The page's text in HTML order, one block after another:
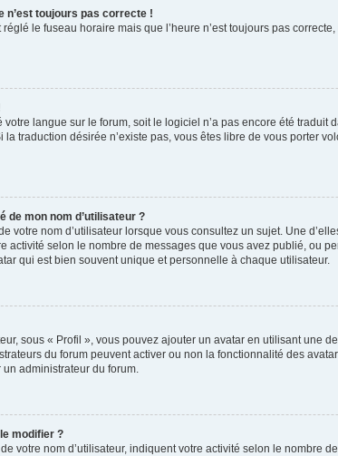
n’est toujours pas correcte !
le fuseau horaire mais que l’heure n’est toujours pas
langue sur le forum, soit le logiciel n’a pas encore été
traduction désirée n’existe pas, vous êtes libre de vous porter
de mon nom d’utilisateur ?
votre nom d’utilisateur lorsque vous consultez un sujet. Une
activité selon le nombre de messages que vous avez publié, ou
qui est bien souvent unique et personnelle à chaque utilisateur.
sous « Profil », vous pouvez ajouter un avatar en utilisant une
du forum peuvent activer ou non la fonctionnalité des
un administrateur du forum.
modifier ?
votre nom d’utilisateur, indiquent votre activité selon le